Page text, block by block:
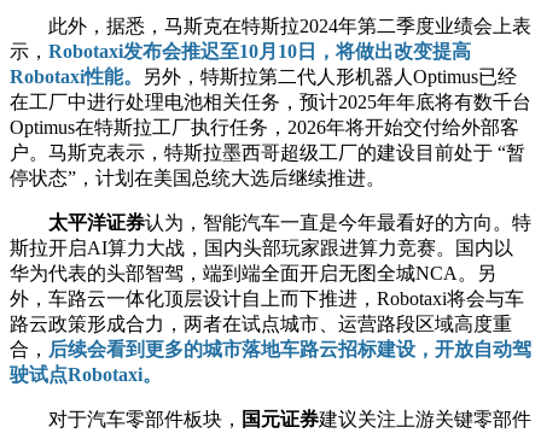
此外，据悉，马斯克在特斯拉2024年第二季度业绩会上表
示， Robotaxi发布会推迟至10月10日，将做出改变提高
Robotaxi性能。
另外，特斯拉第二代人形机器人Optimus已经
在工厂中进行处理电池相关任务，预计2025年年底将有数千台
Optimus在特斯拉工厂执行任务，2026年将开始交付给外部客
户。马斯克表示，特斯拉墨西哥超级工厂的建设目前处于 “暂
停状态”，计划在美国总统大选后继续推进。
太平洋证券认为，智能汽车一直是今年最看好的方向。特
斯拉开启AI算力大战，国内头部玩家跟进算力竞赛。国内以
华为代表的头部智驾，端到端全面开启无图全城NCA。另
外，车路云一体化顶层设计自上而下推进，Robotaxi将会与车
路云政策形成合力，两者在试点城市、运营路段区域高度重
合， 后续会看到更多的城市落地车路云招标建设，开放自动驾
驶试点Robotaxi。
对于汽车零部件板块， 国元证券建议关注上游关键零部件